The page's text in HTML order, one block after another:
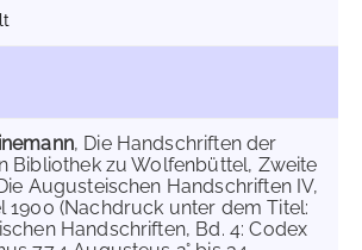
, Die Handschriften der
Bibliothek zu Wolfenbüttel, Zweite
Augusteischen Handschriften IV,
1900 (Nachdruck unter dem Titel:
Handschriften, Bd. 4: Codex